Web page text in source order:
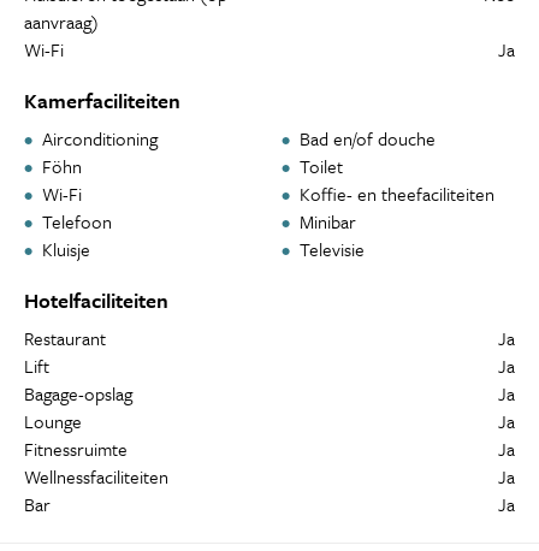
aanvraag)
Wi-Fi Ja
Kamerfaciliteiten
Airconditioning
Bad en/of douche
Föhn
Toilet
Wi-Fi
Koffie- en theefaciliteiten
Telefoon
Minibar
Kluisje
Televisie
Hotelfaciliteiten
Restaurant
Ja
Lift
Ja
Bagage-opslag
Ja
Lounge
Ja
Fitnessruimte
Ja
Wellnessfaciliteiten
Ja
Bar
Ja